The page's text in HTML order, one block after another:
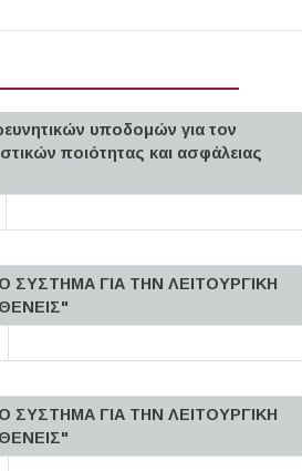
υποδομών για τον
ποιότητας και ασφάλειας
ΣΥΣΤΗΜΑ ΓΙΑ ΤΗΝ ΛΕΙΤΟΥΡΓΙΚΗ
ΣΥΣΤΗΜΑ ΓΙΑ ΤΗΝ ΛΕΙΤΟΥΡΓΙΚΗ